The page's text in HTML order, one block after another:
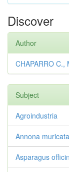
Discover
Author
CHAPARRO C.,
Subject
Agroindustria
Annona muricata
Asparagus